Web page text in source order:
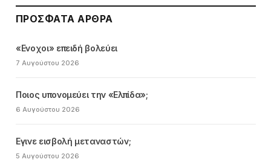
ΠΡΌΣΦΑΤΑ ΆΡΘΡΑ
«Ενοχοι» επειδή βολεύει
7 Αυγούστου 2026
Ποιος υπονομεύει την «Ελπίδα»;
6 Αυγούστου 2026
Εγινε εισβολή μεταναστών;
5 Αυγούστου 2026